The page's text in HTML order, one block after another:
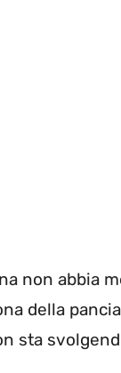
non abbia
della
sta